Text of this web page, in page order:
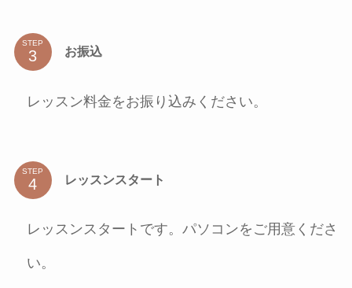
STEP
お振込
レッスン料金をお振り込みください。
STEP
レッスンスタート
レッスンスタートです。パソコンをご用意くださ
い。